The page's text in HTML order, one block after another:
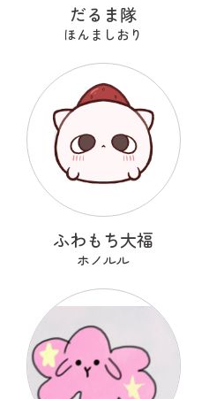
だるま隊
ほんましおり
ふわもち大福
ホノルル